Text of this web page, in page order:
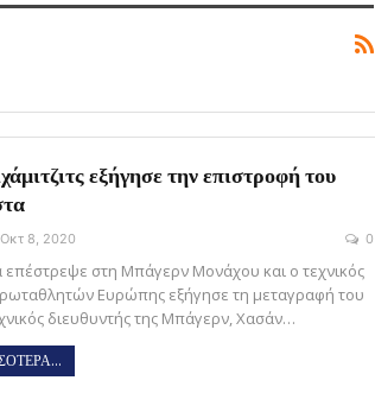
εξήγησε την επιστροφή του
Οκτ 8, 2020 0
στη Μπάγερν Μονάχου και ο τεχνικός
Ευρώπης εξήγησε τη μεταγραφή του
διευθυντής της Μπάγερν, Χασάν…